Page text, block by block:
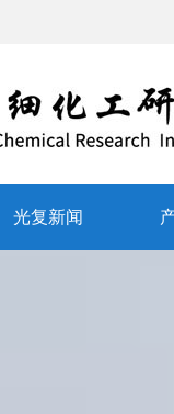
光复新闻